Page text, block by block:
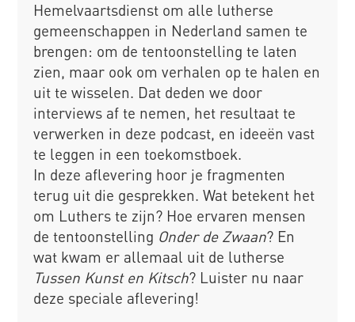
Hemelvaartsdienst om alle lutherse
gemeenschappen in Nederland samen te
brengen: om de tentoonstelling te laten
zien, maar ook om verhalen op te halen en
uit te wisselen. Dat deden we door
interviews af te nemen, het resultaat te
verwerken in deze podcast, en ideeën vast
te leggen in een toekomstboek.
In deze aflevering hoor je fragmenten
terug uit die gesprekken. Wat betekent het
om Luthers te zijn? Hoe ervaren mensen
de tentoonstelling Onder de Zwaan? En
wat kwam er allemaal uit de lutherse
Tussen Kunst en Kitsch? Luister nu naar
deze speciale aflevering!